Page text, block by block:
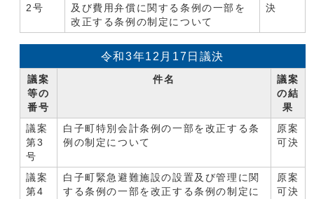
2号
及び費用弁償に関する条例の一部を
改正する条例の制定について
決
令和3年12月17日議決
議案
等の
番号
件名
議案
の結
果
議案
第3
号
白子町特別会計条例の一部を改正する条
例の制定について
原案
可決
議案
第4
白子町緊急避難施設の設置及び管理に関
する条例の一部を改正する条例の制定に
原案
可決